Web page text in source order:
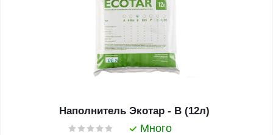
Наполнитель Экотар - В (12л)
Много